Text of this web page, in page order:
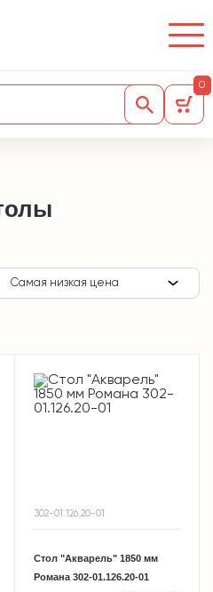
0
Самая низкая цена
302-01.126.20-01
Стол "Акварель" 1850 мм
Романа 302-01.126.20-01